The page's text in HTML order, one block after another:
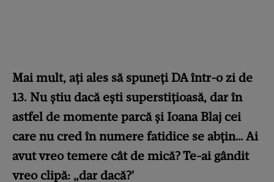
Mai mult, ați ales să spuneți DA într-o zi de
13. Nu știu dacă ești superstițioasă, dar în
astfel de momente parcă și Ioana Blaj cei
care nu cred în numere fatidice se abțin… Ai
avut vreo temere cât de mică? Te-ai gândit
vreo clipă: „dar dacă?'